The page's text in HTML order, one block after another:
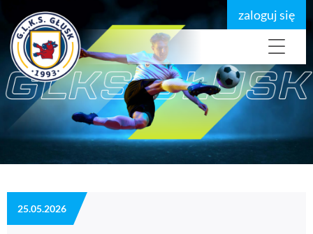
zaloguj się
25.05.2026